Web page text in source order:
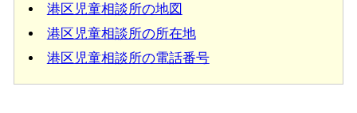
港区児童相談所の地図
港区児童相談所の所在地
港区児童相談所の電話番号